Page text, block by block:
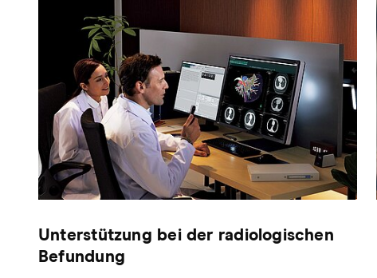
Unterstützung bei der radiologischen
Befundung